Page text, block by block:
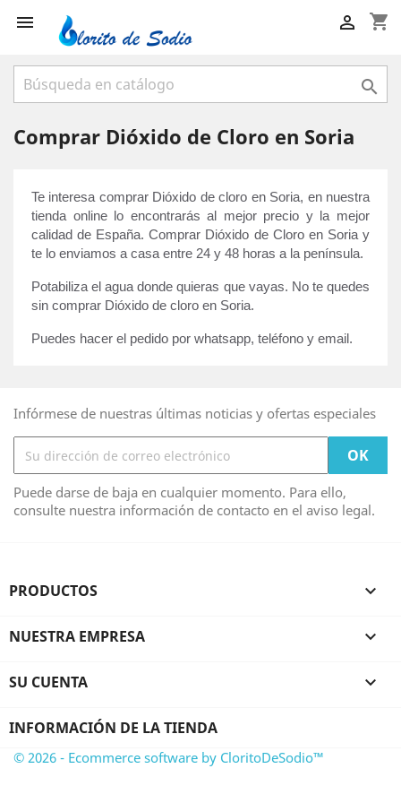
 shopping_cart


Comprar Dióxido de Cloro en Soria
Te interesa comprar Dióxido de cloro en Soria, en nuestra
tienda online lo encontrarás al mejor precio y la mejor
calidad de España. Comprar Dióxido de Cloro en Soria y
te lo enviamos a casa entre 24 y 48 horas a la península.
Potabiliza el agua donde quieras que vayas. No te quedes
sin comprar Dióxido de cloro en Soria.
Puedes hacer el pedido por whatsapp, teléfono y email.
Infórmese de nuestras últimas noticias y ofertas especiales
Puede darse de baja en cualquier momento. Para ello,
consulte nuestra información de contacto en el aviso legal.
PRODUCTOS 
NUESTRA EMPRESA 
SU CUENTA 
INFORMACIÓN DE LA TIENDA
© 2026 - Ecommerce software by CloritoDeSodio™